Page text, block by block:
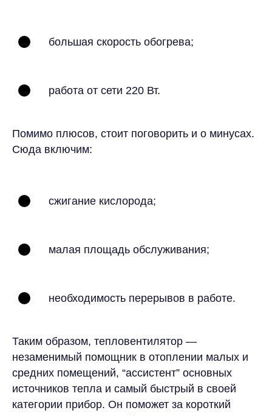
большая скорость обогрева;
работа от сети 220 Вт.
Помимо плюсов, стоит поговорить и о минусах.
Сюда включим:
сжигание кислорода;
малая площадь обслуживания;
необходимость перерывов в работе.
Таким образом, тепловентилятор —
незаменимый помощник в отоплении малых и
средних помещений, “ассистент” основных
источников тепла и самый быстрый в своей
категории прибор. Он поможет за короткий